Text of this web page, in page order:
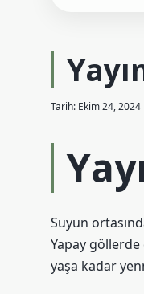
Tarih: Ekim 24, 2024
Suyun
Yapay göllerde
yaşa kadar